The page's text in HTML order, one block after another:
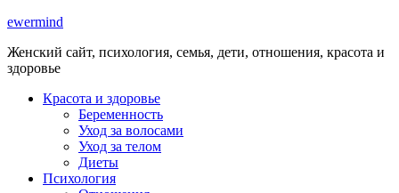
ewermind
Женский сайт, психология, семья, дети, отношения, красота и
здоровье
Красота и здоровье
Беременность
Уход за волосами
Уход за телом
Диеты
Психология